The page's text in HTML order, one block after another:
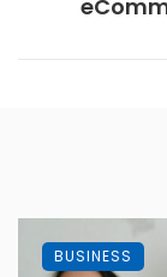
BUSINESS